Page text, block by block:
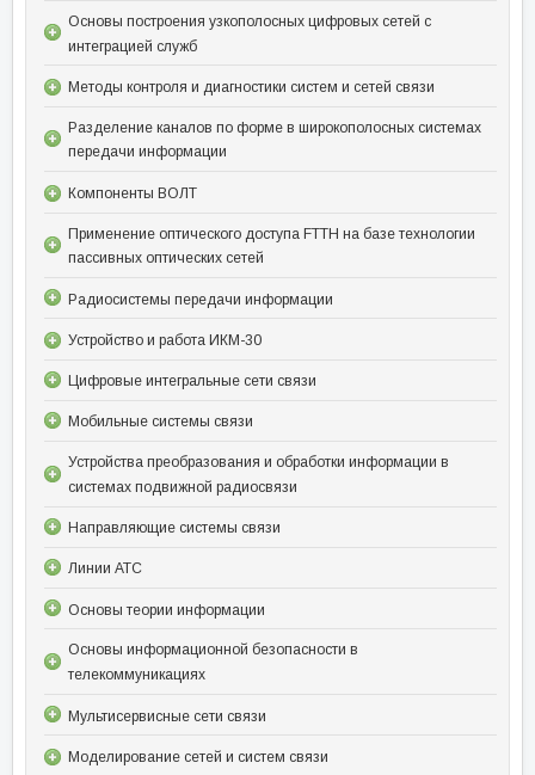
Основы построения узкополосных цифровых сетей с
интеграцией служб
Методы контроля и диагностики систем и сетей связи
Разделение каналов по форме в широкополосных системах
передачи информации
Компоненты ВОЛТ
Применение оптического доступа FTTH на базе технологии
пассивных оптических сетей
Радиосистемы передачи информации
Устройство и работа ИКМ-30
Цифровые интегральные сети связи
Мобильные системы связи
Устройства преобразования и обработки информации в
системах подвижной радиосвязи
Направляющие системы связи
Линии АТС
Основы теории информации
Основы информационной безопасности в
телекоммуникациях
Мультисервисные сети связи
Моделирование сетей и систем связи